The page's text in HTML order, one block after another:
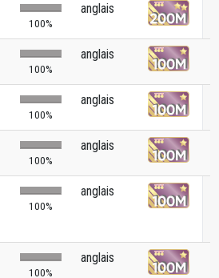
100%
anglais
100%
anglais
100%
anglais
100%
anglais
100%
anglais
100%
anglais